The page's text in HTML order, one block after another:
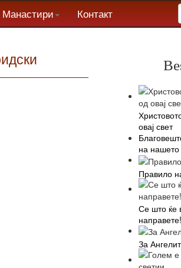
Манастири Контакт
овај свет
на
Правило
Се што ќе
направете!
За